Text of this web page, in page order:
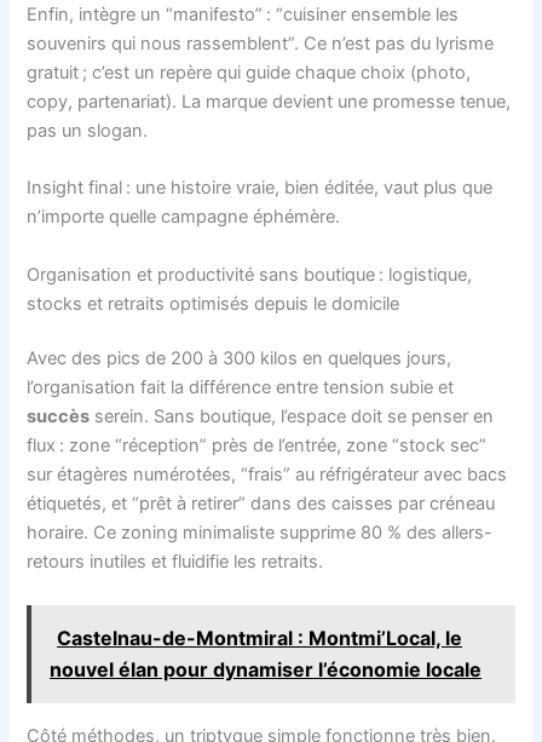
Enfin, intègre un “manifesto” : “cuisiner ensemble les
souvenirs qui nous rassemblent”. Ce n’est pas du lyrisme
gratuit ; c’est un repère qui guide chaque choix (photo,
copy, partenariat). La marque devient une promesse tenue,
pas un slogan.
Insight final : une histoire vraie, bien éditée, vaut plus que
n’importe quelle campagne éphémère.
Organisation et productivité sans boutique : logistique,
stocks et retraits optimisés depuis le domicile
Avec des pics de 200 à 300 kilos en quelques jours,
l’organisation fait la différence entre tension subie et
succès serein. Sans boutique, l’espace doit se penser en
flux : zone “réception” près de l’entrée, zone “stock sec”
sur étagères numérotées, “frais” au réfrigérateur avec bacs
étiquetés, et “prêt à retirer” dans des caisses par créneau
horaire. Ce zoning minimaliste supprime 80 % des allers-
retours inutiles et fluidifie les retraits.
Castelnau-de-Montmiral : Montmi’Local, le
nouvel élan pour dynamiser l’économie locale
Côté méthodes, un triptyque simple fonctionne très bien.